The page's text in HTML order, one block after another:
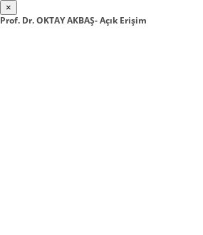
×
Prof. Dr. OKTAY AKBAŞ- Açık Erişim